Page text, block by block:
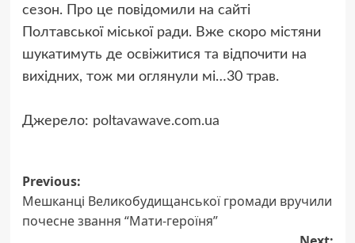
сезон. Про це повідомили на сайті
Полтавської міської ради. Вже скоро містяни
шукатимуть де освіжитися та відпочити на
вихідних, тож ми оглянули мі…30 трав.
Джерело: poltavawave.com.ua
Post
navigation
Previous:
Мешканці Великобудищанської громади вручили
почесне звання “Мати-героїня”